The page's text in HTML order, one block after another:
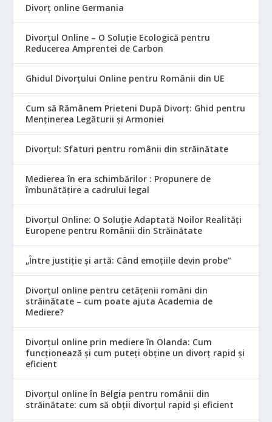
Divorț online Germania
Divorțul Online – O Soluție Ecologică pentru
Reducerea Amprentei de Carbon
Ghidul Divorțului Online pentru Românii din UE
Cum să Rămânem Prieteni După Divorț: Ghid pentru
Menținerea Legăturii și Armoniei
Divorțul: Sfaturi pentru românii din străinătate
Medierea în era schimbărilor : Propunere de
îmbunătățire a cadrului legal
Divorțul Online: O Soluție Adaptată Noilor Realități
Europene pentru Românii din Străinătate
„Între justiție și artă: Când emoțiile devin probe”
Divorțul online pentru cetățenii români din
străinătate – cum poate ajuta Academia de
Mediere?
Divorțul online prin mediere în Olanda: Cum
funcționează și cum puteți obține un divorț rapid și
eficient
Divorțul online în Belgia pentru românii din
străinătate: cum să obții divorțul rapid și eficient